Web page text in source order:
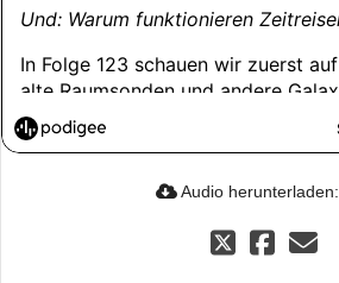
Audio herunterladen: